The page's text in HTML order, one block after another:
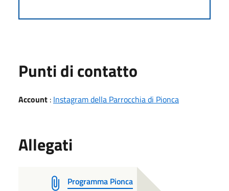
Punti di contatto
Account : Instagram della Parrocchia di Pionca
Allegati
Programma Pionca